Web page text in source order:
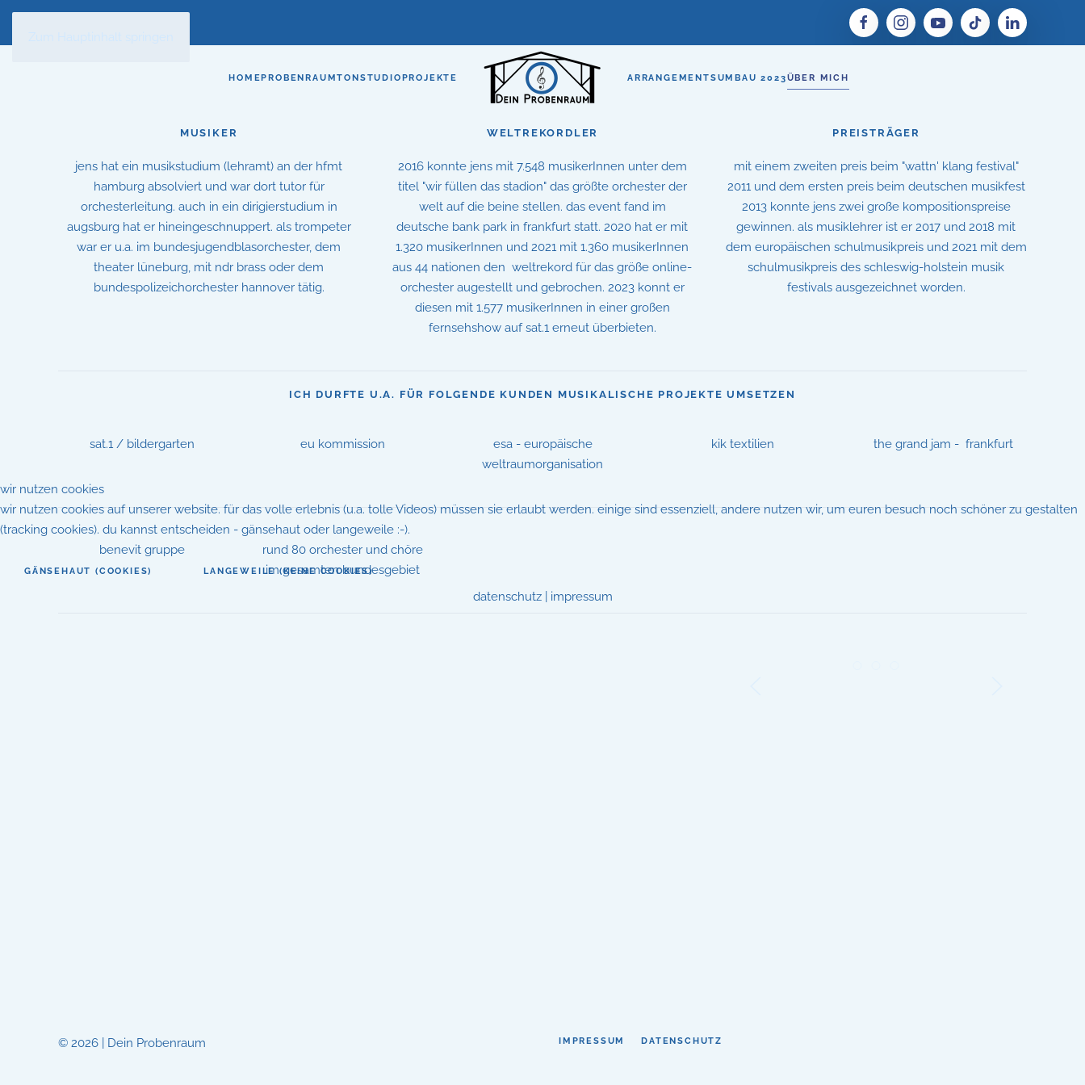
HOMEPROBENRAUMTONSTUDIOPROJEKTE ARRANGEMENTSUMBAU 2023ÜBER MICH
MUSIKER
jens hat ein musikstudium (lehramt) an der hfmt
hamburg absolviert und war dort tutor für
orchesterleitung. auch in ein dirigierstudium in
augsburg hat er hineingeschnuppert. als trompeter
war er u.a. im bundesjugendblasorchester, dem
theater lüneburg, mit ndr brass oder dem
bundespolizeichorchester hannover tätig.
WELTREKORDLER
2016 konnte jens mit 7.548 musikerInnen unter dem
titel "wir füllen das stadion" das größte orchester der
welt auf die beine stellen. das event fand im
deutsche bank park in frankfurt statt. 2020 hat er mit
1.320 musikerInnen und 2021 mit 1.360 musikerInnen
aus 44 nationen den weltrekord für das größe online-
orchester augestellt und gebrochen. 2023 konnt er
diesen mit 1.577 musikerInnen in einer großen
fernsehshow auf sat.1 erneut überbieten.
PREISTRÄGER
mit einem zweiten preis beim "wattn' klang festival"
2011 und dem ersten preis beim deutschen musikfest
2013 konnte jens zwei große kompositionspreise
gewinnen. als musiklehrer ist er 2017 und 2018 mit
dem europäischen schulmusikpreis und 2021 mit dem
schulmusikpreis des schleswig-holstein musik
festivals ausgezeichnet worden.
ICH DURFTE U.A. FÜR FOLGENDE KUNDEN MUSIKALISCHE PROJEKTE UMSETZEN
sat.1 / bildergarten eu kommission
esa - europäische
weltraumorganisation
kik textilien the grand jam - frankfurt
benevit gruppe
rund 80 orchester und chöre
im gesamten bundesgebiet
© 2026 | Dein Probenraum IMPRESSUM DATENSCHUTZ
wir nutzen cookies
wir nutzen cookies auf unserer website. für das volle erlebnis (u.a. tolle Videos) müssen sie erlaubt werden. einige sind essenziell, andere nutzen wir, um euren besuch noch schöner zu gestalten
(tracking cookies). du kannst entscheiden - gänsehaut oder langeweile :-).
GÄNSEHAUT (COOKIES) LANGEWEILE (KEINE COOKIES)
datenschutz| impressum